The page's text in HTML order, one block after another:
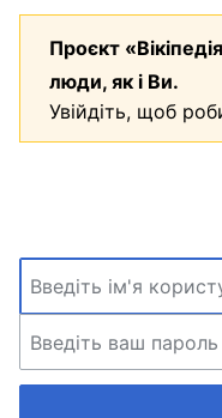
Проєкт
люди, як і Ви.
Увійдіть, щоб